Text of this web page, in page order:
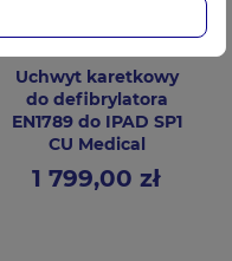
Uchwyt karetkowy
do defibrylatora
EN1789 do IPAD SP1
CU Medical
Cena1 799,00 zł